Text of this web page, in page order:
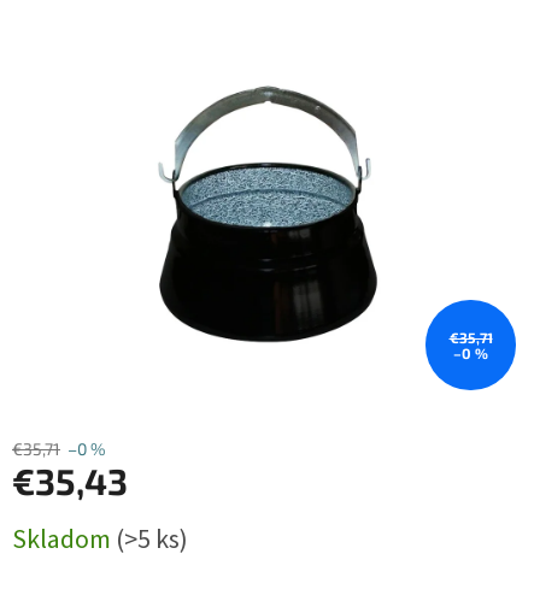
€35,71
–0 %
€35,71 –0 %
€35,43
cena:
Skladom (>5 ks)